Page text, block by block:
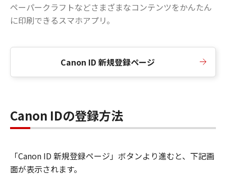
ペーパークラフトなどさまざまなコンテンツをかんたん
に印刷できるスマホアプリ。
Canon ID 新規登録ページ
Canon IDの登録方法
「Canon ID 新規登録ページ」ボタンより進むと、下記画
面が表示されます。